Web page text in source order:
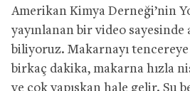
Amerikan Kimya Derneği’nin
yayınlanan bir video
biliyoruz. Makarnayı
birkaç dakika, makarna hızla